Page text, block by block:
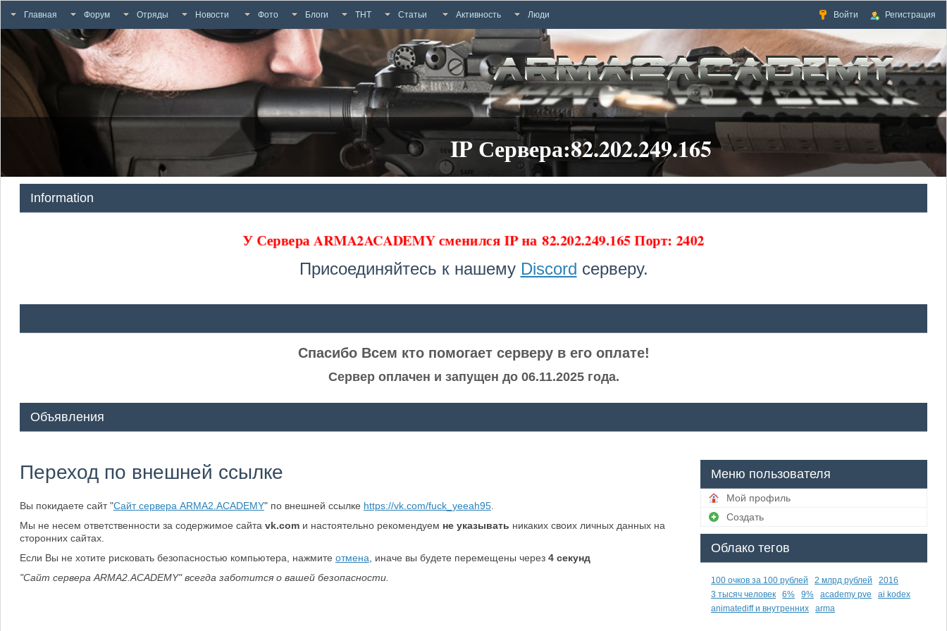
Главная Форум Отряды Новости Фото Блоги ТНТ Статьи Активность Люди Войти Регистрация
IP Сервера:82.202.249.165
Information
У Сервера ARMA2ACADEMY сменился IP на82.202.249.165 Порт: 2402
Присоединяйтесь к нашему Discord серверу.
Спасибо Всем кто помогает серверу в его оплате!
Сервер оплачен и запущен до 06.11.2025 года.
Объявления
Переход по внешней ссылке
Вы покидаете сайт "Сайт сервера ARMA2.ACADEMY" по внешней ссылке https://vk.com/fuck_yeeah95.
Мы не несем ответственности за содержимое сайта vk.comи настоятельно рекомендуем не указывать никаких своих личных данных на
сторонних сайтах.
Если Вы не хотите рисковать безопасностью компьютера, нажмите отмена , иначе вы будете перемещены через 3секунд
"Сайт сервера ARMA2.ACADEMY" всегда заботится о вашей безопасности.
Меню пользователя
Мой профиль
Создать
Облако тегов
100 очков за 100 рублей 2 млрд рублей
2016
3 тысяч человек
6% 9% academy pve
ai kodex
animatediff и внутренних
arma